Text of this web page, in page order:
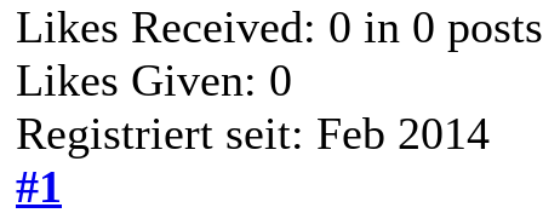
Likes Received: 0 in 0 posts
Likes Given: 0
Registriert seit: Feb 2014
#1